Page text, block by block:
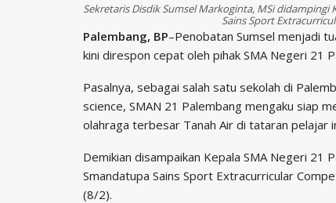
Sekretaris Disdik Sumsel Markoginta, MSi
Sains Sport
Palembang, BP–Penobatan Sumsel menjadi
kini direspon cepat oleh pihak SMA Negeri 21
Pasalnya, sebagai salah satu sekolah di
science, SMAN 21 Palembang mengaku siap
olahraga terbesar Tanah Air di tataran pelajar
Demikian disampaikan Kepala SMA Negeri 21
Smandatupa Sains Sport Extracurricular
(8/2).